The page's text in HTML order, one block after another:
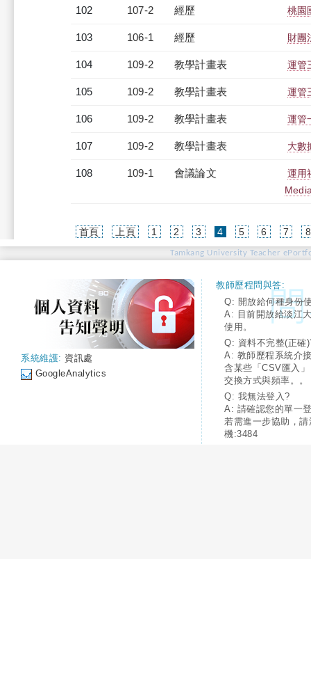
102 107-2 經歷 桃園
103 106-1 經歷 財團
104 109-2 教學計畫表 運管
105 109-2 教學計畫表 運管
106 109-2 教學計畫表 運管
107 109-2 教學計畫表 大數
108 109-1 會議論文
運用
首頁 上頁 1 2 3 4(current)
5 6 7 8
Tamkang University Teacher
系統維護: 資訊處
GoogleAnalytics
教師歷程問與答:
Q: 開放給何種身份
A: 目前開放給淡江
使用。
Q: 資料不完整(正確
A: 教師歷程系統介
含某些「CSV匯入
交換方式與頻率。。
Q: 我無法登入?
A: 請確認您的單一
若需進一步協助，
機:3484